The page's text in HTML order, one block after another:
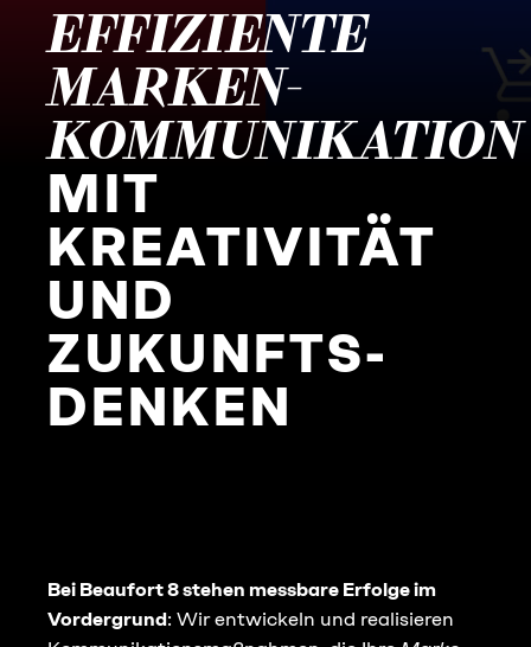
EFFIZIENTE
MARKEN­
KOMMUNIKATION
MIT
KREATIVITÄT
UND
ZUKUNFTS­
DENKEN
Bei Beaufort 8 stehen messbare Erfolge im
Vordergrund: Wir entwickeln und realisieren